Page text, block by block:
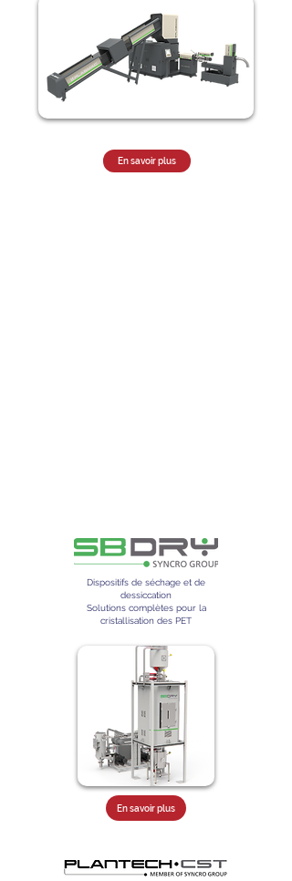
En savoir plus
Dispositifs de séchage et de
dessiccation
Solutions complètes pour la
cristallisation des PET
En savoir plus